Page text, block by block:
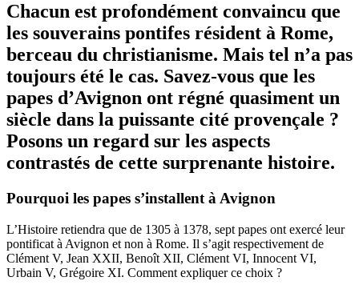
Chacun est profondément convaincu que
les souverains pontifes résident à Rome,
berceau du christianisme. Mais tel n’a pas
toujours été le cas. Savez-vous que les
papes d’Avignon ont régné quasiment un
siècle dans la puissante cité provençale ?
Posons un regard sur les aspects
contrastés de cette surprenante histoire.
Pourquoi les papes s’installent à Avignon
L’Histoire retiendra que de 1305 à 1378, sept papes ont exercé leur
pontificat à Avignon et non à Rome. Il s’agit respectivement de
Clément V, Jean XXII, Benoît XII, Clément VI, Innocent VI,
Urbain V, Grégoire XI. Comment expliquer ce choix ?